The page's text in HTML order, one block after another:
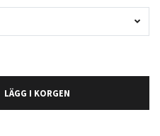
LÄGG I KORGEN